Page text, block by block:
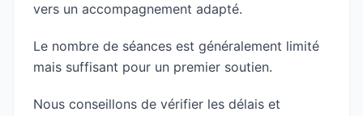
vers un accompagnement adapté.
Le nombre de séances est généralement limité
mais suffisant pour un premier soutien.
Nous conseillons de vérifier les délais et